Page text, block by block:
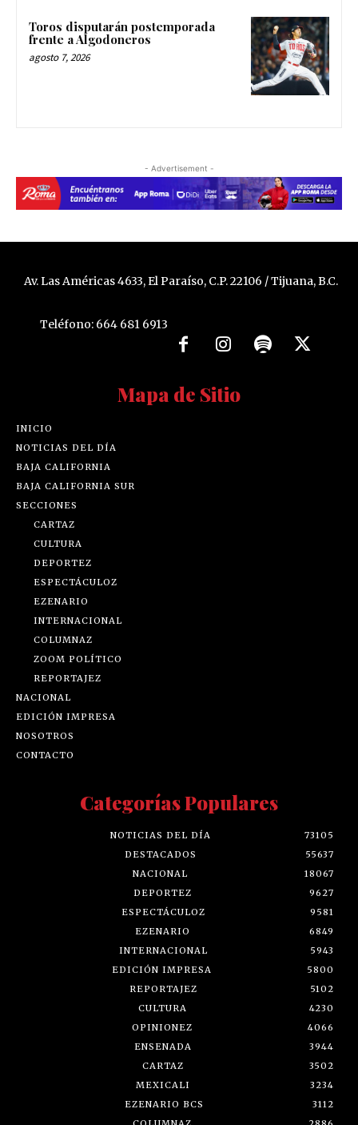
Toros disputarán postemporada
frente a Algodoneros
agosto 7, 2026
- Advertisement -
Av. Las Américas 4633, El Paraíso, C.P. 22106 / Tijuana, B.C.
Teléfono: 664 681 6913
Mapa de Sitio
INICIO
NOTICIAS DEL DÍA
BAJA CALIFORNIA
BAJA CALIFORNIA SUR
SECCIONES
CARTAZ
CULTURA
DEPORTEZ
ESPECTÁCULOZ
EZENARIO
INTERNACIONAL
COLUMNAZ
ZOOM POLÍTICO
REPORTAJEZ
NACIONAL
EDICIÓN IMPRESA
NOSOTROS
CONTACTO
Categorías Populares
NOTICIAS DEL DÍA
73105
DESTACADOS
55637
NACIONAL
18067
DEPORTEZ
9627
ESPECTÁCULOZ
9581
EZENARIO
6849
INTERNACIONAL
5943
EDICIÓN IMPRESA
5800
REPORTAJEZ
5102
CULTURA
4230
OPINIONEZ
4066
ENSENADA
3944
CARTAZ
3502
MEXICALI
3234
EZENARIO BCS
3112